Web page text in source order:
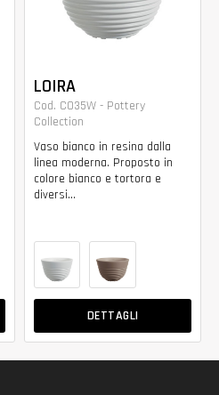
LOIRA
Cod. CO35W - Pottery
Collection
Vaso bianco in resina dalla
linea moderna. Proposto in
colore bianco e tortora e
diversi...
DETTAGLI